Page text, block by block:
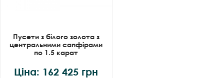
Пусети з білого золота з
центральними сапфірами
по 1.5 карат
Ціна: 162 425 грн